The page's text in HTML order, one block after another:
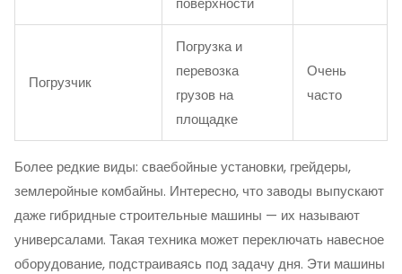
Погрузчик
Погрузка и
перевозка
грузов на
площадке
Очень
часто
Более редкие виды: сваебойные установки, грейдеры,
землеройные комбайны. Интересно, что заводы выпускают
даже гибридные строительные машины — их называют
универсалами. Такая техника может переключать навесное
оборудование, подстраиваясь под задачу дня. Эти машины